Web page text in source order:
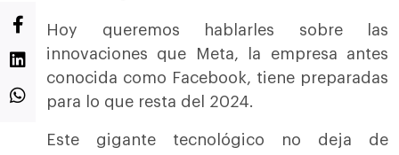
Hoy queremos hablarles sobre las
innovaciones que Meta, la empresa antes
conocida como Facebook, tiene preparadas
para lo que resta del 2024.
Este gigante tecnológico no deja de